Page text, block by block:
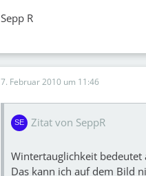
Sepp R
7. Februar 2010 um 11:46
Zitat von SeppR
Wintertauglichkeit bedeutet
Das kann ich auf dem Bild